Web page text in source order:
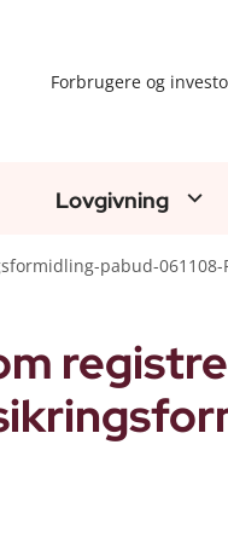
Forbrugere og
Lovgivning
pabud-061108-